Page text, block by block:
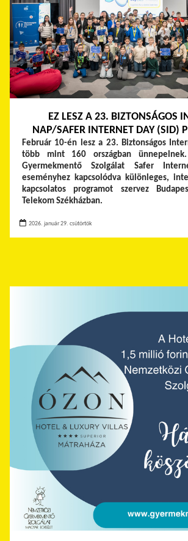
EZ LESZ A 23. BIZTONSÁGOS
NAP/SAFER INTERNET DAY (SID)
Február 10-én lesz a 23. Biztonságos
több mint 160 országban
Gyermekmentő Szolgálat Safer
eseményhez kapcsolódva különleges,
kapcsolatos programot szervez
Telekom Székházban.
2026. január 29. csütörtök